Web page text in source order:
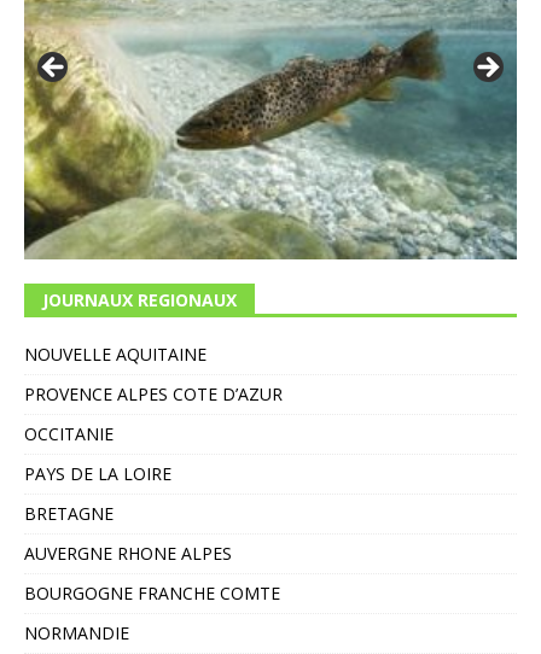
JOURNAUX REGIONAUX
NOUVELLE AQUITAINE
PROVENCE ALPES COTE D’AZUR
OCCITANIE
PAYS DE LA LOIRE
BRETAGNE
AUVERGNE RHONE ALPES
BOURGOGNE FRANCHE COMTE
NORMANDIE